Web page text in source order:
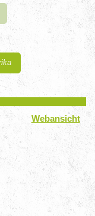
Webansicht